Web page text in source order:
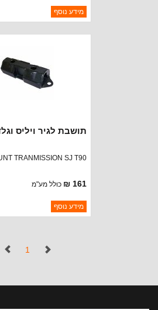
ברקוד: 991048
יצרן:CROWN AUTOMOTIVE
מידע נוסף
תושבת לגיר ויליס
TRANMISSION SJ T90
161 ₪ כולל מע"מ
ברקוד: 912721
יצרן:CROWN AUTOMOTIVE
מידע נוסף
1 (נוכחי)